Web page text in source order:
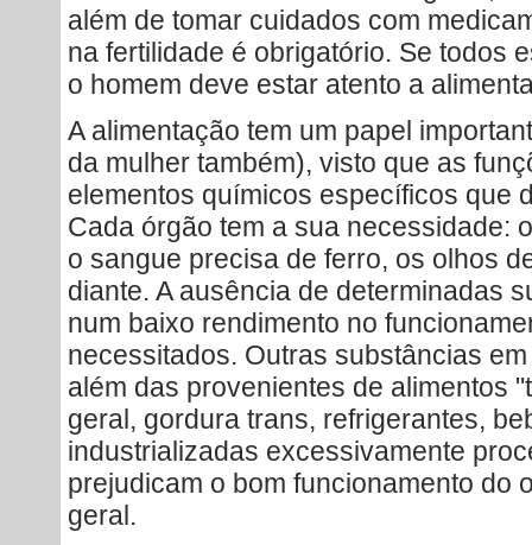
além de tomar cuidados com
na fertilidade é obrigatório. Se todos
o homem deve estar atento a
A alimentação tem um papel
da mulher também), visto que as
elementos químicos específicos que
Cada órgão tem a sua necessidade:
o sangue precisa de ferro, os olhos
diante. A ausência de determinadas
num baixo rendimento no
necessitados. Outras substâncias
além das provenientes de alimentos
geral, gordura trans, refrigerantes,
industrializadas excessivamente
prejudicam o bom funcionamento do
geral.